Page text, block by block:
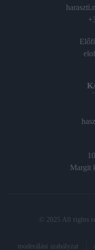
Margit
© 2025 All rights
moderálási szabályzat